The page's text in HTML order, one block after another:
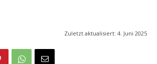
Zuletzt aktualisiert: 4. Juni 2025